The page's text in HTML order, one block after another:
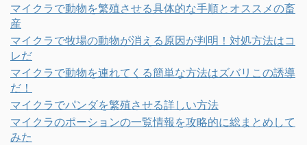
マイクラで動物を繁殖させる具体的な手順とオススメの畜
産
マイクラで牧場の動物が消える原因が判明！対処方法はコ
レだ
マイクラで動物を連れてくる簡単な方法はズバリこの誘導
だ！
マイクラでパンダを繁殖させる詳しい方法
マイクラのポーションの一覧情報を攻略的に総まとめして
みた